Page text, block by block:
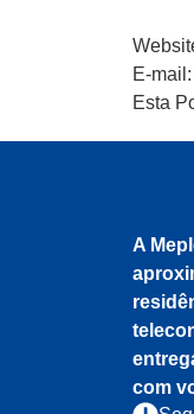
E-mail:
Esta
A
com